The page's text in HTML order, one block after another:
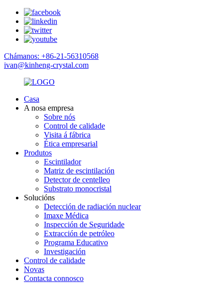
Chámanos: +86-21-56310568
ivan@kinheng-crystal.com
Casa
A nosa empresa
Sobre nós
Control de calidade
Visita á fábrica
Ética empresarial
Produtos
Escintilador
Matriz de escintilación
Detector de centelleo
Substrato monocristal
Solucións
Detección de radiación nuclear
Imaxe Médica
Inspección de Seguridade
Extracción de petróleo
Programa Educativo
Investigación
Control de calidade
Novas
Contacta connosco